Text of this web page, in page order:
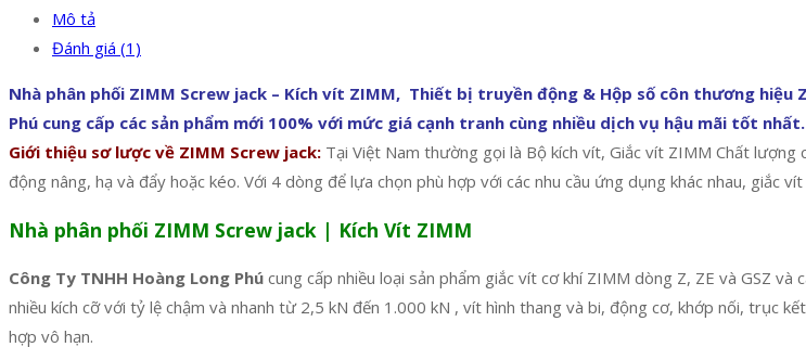
Mô tả
Đánh giá (1)
Nhà phân phối ZIMM Screw jack – Kích vít ZIMM, Thiết bị truyền động & Hộp số côn thương hiệu
Phú cung cấp các sản phẩm mới 100% với mức giá cạnh tranh cùng nhiều dịch vụ hậu mãi tốt nhất.
Giới thiệu sơ lược về ZIMM Screw jack: Tại Việt Nam thường gọi là Bộ kích vít, Giắc vít ZIMM Chất
động nâng, hạ và đẩy hoặc kéo. Với 4 dòng để lựa chọn phù hợp với các nhu cầu ứng dụng khác nhau, giắc
Nhà phân phối ZIMM Screw jack | Kích Vít ZIMM
Công Ty TNHH Hoàng Long Phú cung cấp nhiều loại sản phẩm giắc vít cơ khí ZIMM dòng Z, ZE và GSZ
nhiều kích cỡ với tỷ lệ chậm và nhanh từ 2,5 kN đến 1.000 kN , vít hình thang và bi, động cơ, khớp nối, trục
hợp vô hạn.